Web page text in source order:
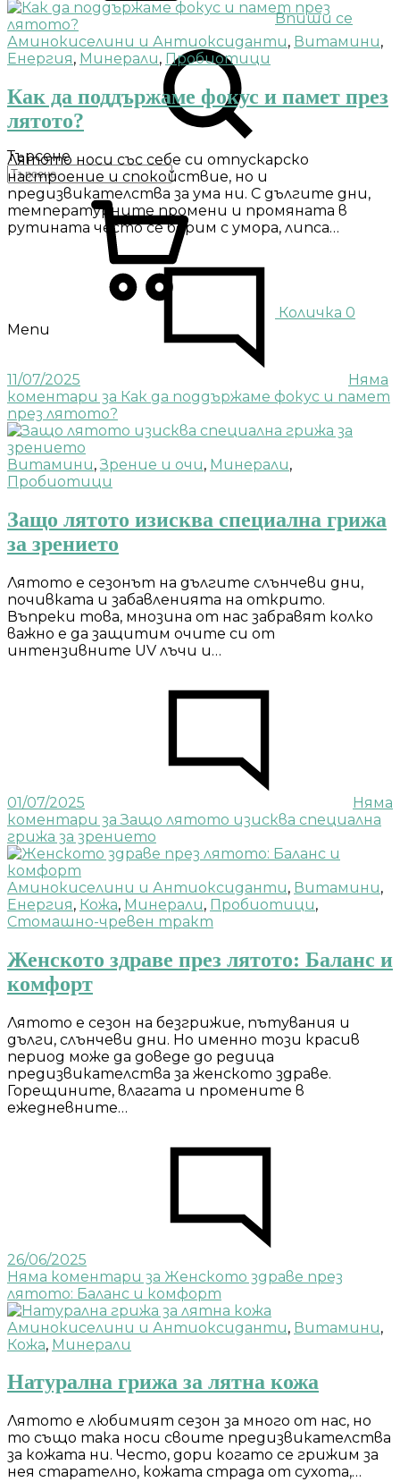
Впиши се
Търсене
Количка 0
Menu
Аминокиселини и Антиоксиданти, Витамини,
Енергия, Минерали, Пробиотици
Как да поддържаме фокус и памет през
лятото?
Лятото носи със себе си отпускарско
настроение и спокойствие, но и
предизвикателства за ума ни. С дългите дни,
температурните промени и промяната в
рутината често се борим с умора, липса…
11/07/2025
Няма
коментари за Как да поддържаме фокус и памет
през лятото?
Витамини,Зрение и очи, Минерали,
Пробиотици
Защо лятото изисква специална грижа
за зрението
Лятото е сезонът на дългите слънчеви дни,
почивката и забавленията на открито.
Въпреки това, мнозина от нас забравят колко
важно е да защитим очите си от
интензивните UV лъчи и…
01/07/2025
Няма
коментари за Защо лятото изисква специална
грижа за зрението
Аминокиселини и Антиоксиданти, Витамини,
Енергия, Кожа, Минерали, Пробиотици,
Стомашно-чревен тракт
Женското здраве през лятото: Баланс и
комфорт
Лятото е сезон на безгрижие, пътувания и
дълги, слънчеви дни. Но именно този красив
период може да доведе до редица
предизвикателства за женското здраве.
Горещините, влагата и промените в
ежедневните…
26/06/2025
Няма коментари за Женското здраве през
лятото: Баланс и комфорт
Аминокиселини и Антиоксиданти, Витамини,
Кожа, Минерали
Натурална грижа за лятна кожа
Лятото е любимият сезон за много от нас, но
то също така носи своите предизвикателства
за кожата ни. Често, дори когато се грижим за
нея старателно, кожата страда от сухота,…